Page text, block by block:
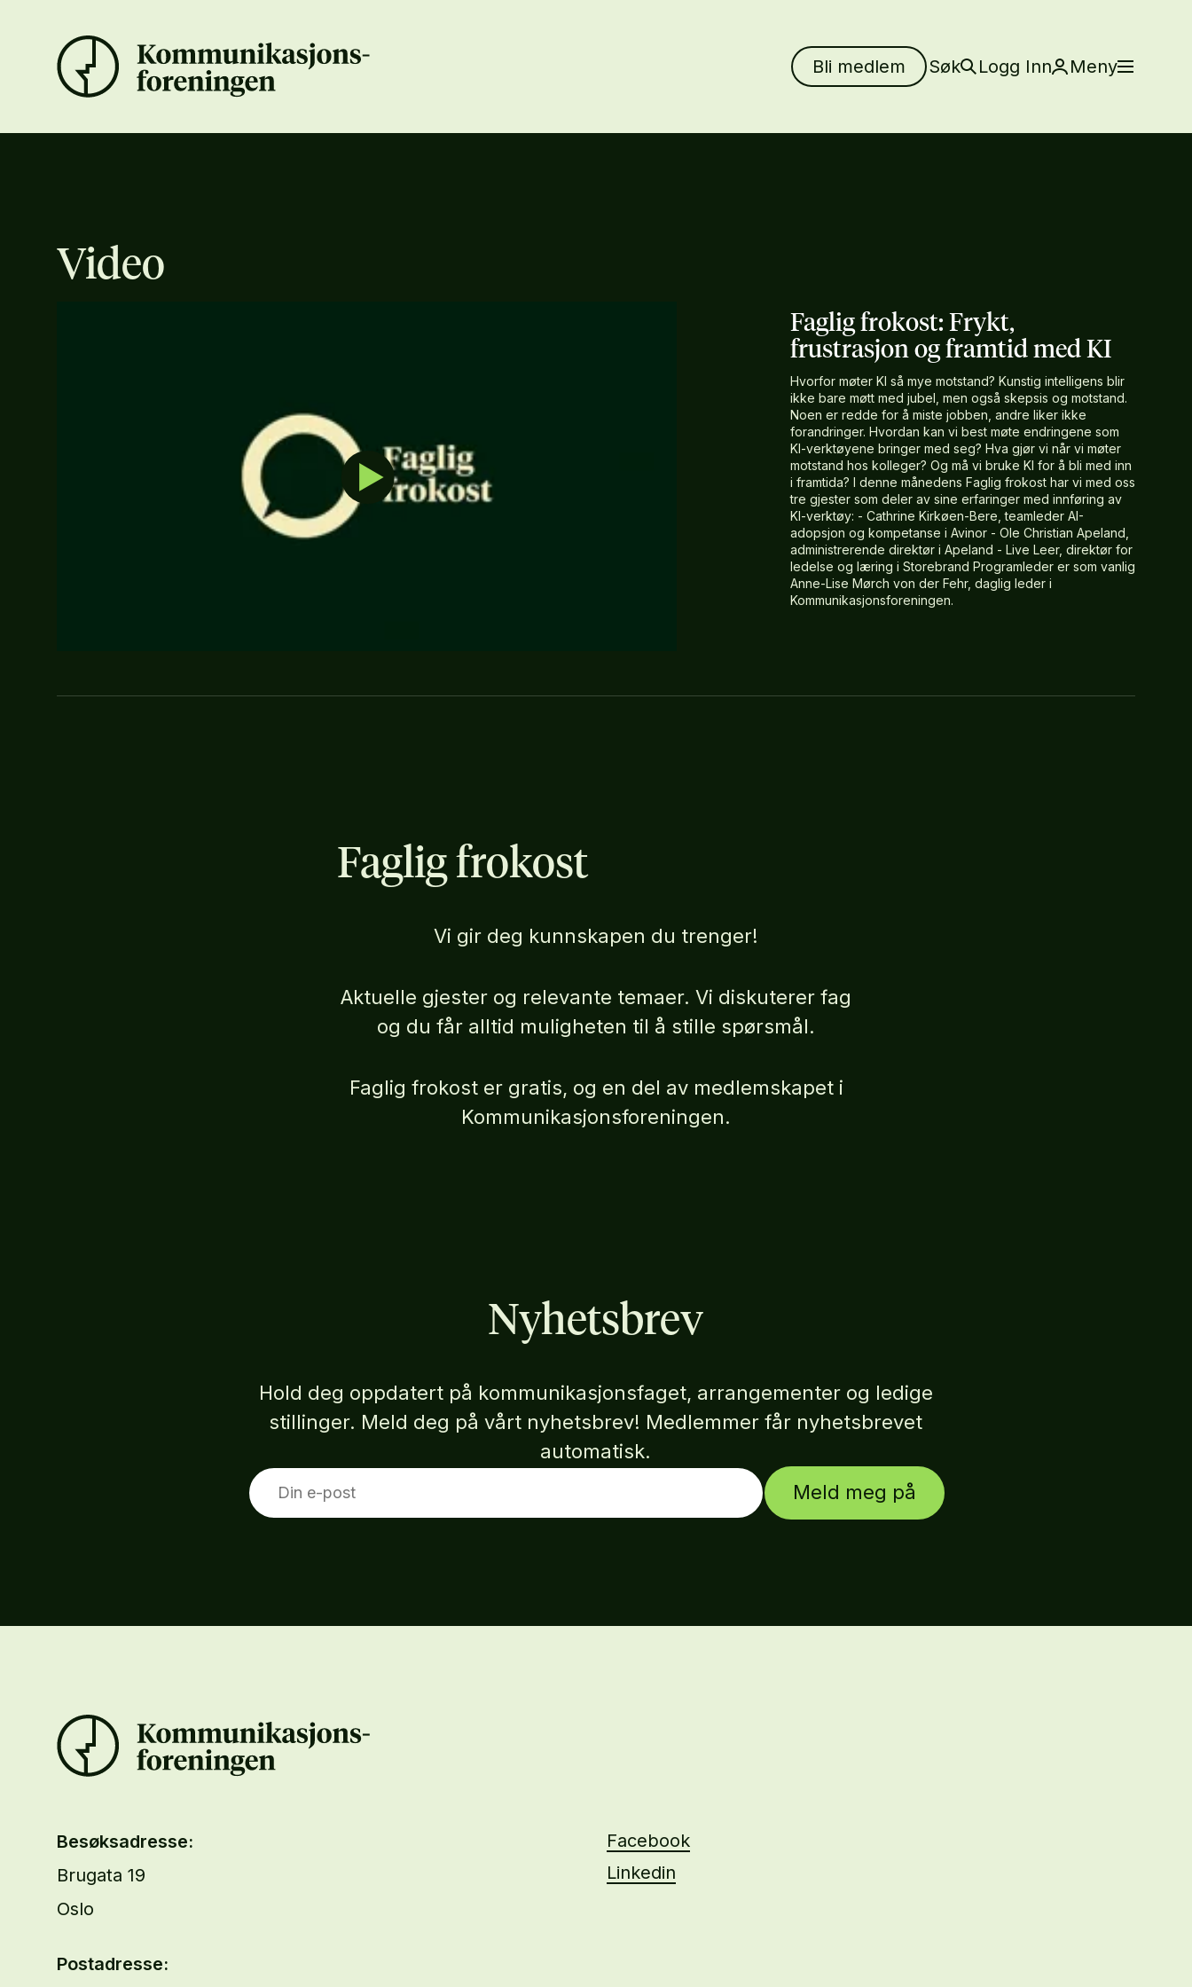
Bli medlem Søk Logg Inn Meny
Video
Faglig frokost: Frykt,
frustrasjon og framtid med KI
Hvorfor møter KI så mye motstand? Kunstig intelligens blir
ikke bare møtt med jubel, men også skepsis og motstand.
Noen er redde for å miste jobben, andre liker ikke
forandringer. Hvordan kan vi best møte endringene som
KI-verktøyene bringer med seg? Hva gjør vi når vi møter
motstand hos kolleger? Og må vi bruke KI for å bli med inn
i framtida? I denne månedens Faglig frokost har vi med oss
tre gjester som deler av sine erfaringer med innføring av
KI-verktøy: - Cathrine Kirkøen-Bere, teamleder AI-
adopsjon og kompetanse i Avinor - Ole Christian Apeland,
administrerende direktør i Apeland - Live Leer, direktør for
ledelse og læring i Storebrand Programleder er som vanlig
Anne-Lise Mørch von der Fehr, daglig leder i
Kommunikasjonsforeningen.
Faglig frokost
Vi gir deg kunnskapen du trenger!
Aktuelle gjester og relevante temaer. Vi diskuterer fag
og du får alltid muligheten til å stille spørsmål.
Faglig frokost er gratis, og en del av medlemskapet i
Kommunikasjonsforeningen.
Nyhetsbrev
Hold deg oppdatert på kommunikasjonsfaget, arrangementer og ledige
stillinger. Meld deg på vårt nyhetsbrev! Medlemmer får nyhetsbrevet
automatisk.
Meld meg på
Besøksadresse:
Brugata 19
Oslo
Postadresse:
Facebook
Linkedin